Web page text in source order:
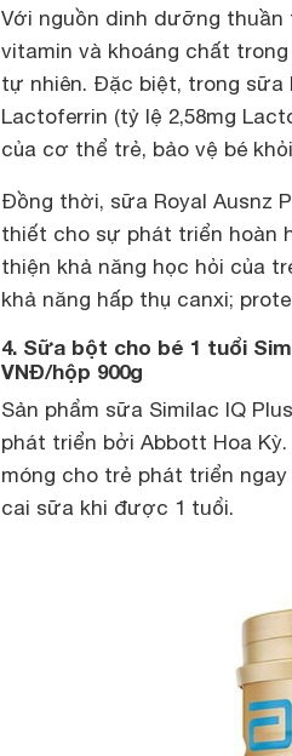
Với nguồn dinh dưỡng
vitamin và khoáng chất
tự nhiên. Đặc biệt, trong sữa
Lactoferrin (tỷ lệ 2,58mg
của cơ thể trẻ, bảo vệ bé
Đồng thời, sữa Royal Ausnz
thiết cho sự phát triển hoàn
thiện khả năng học hỏi của
khả năng hấp thụ canxi;
4. Sữa bột cho bé 1 tuổi
VNĐ/hộp 900g
Sản phẩm sữa Similac IQ
phát triển bởi Abbott Hoa
móng cho trẻ phát triển
cai sữa khi được 1 tuổi.